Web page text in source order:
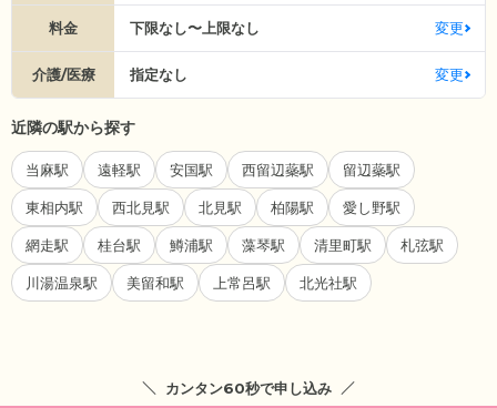
料金 下限なし〜上限なし 変更
介護/医療 指定なし 変更
近隣の駅から探す
当麻駅 遠軽駅 安国駅 西留辺蘂駅 留辺蘂駅
東相内駅 西北見駅 北見駅 柏陽駅 愛し野駅
網走駅 桂台駅 鱒浦駅 藻琴駅 清里町駅 札弦駅
川湯温泉駅 美留和駅 上常呂駅 北光社駅
カンタン60秒で申し込み